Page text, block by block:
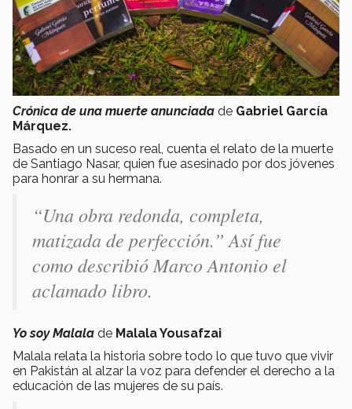
Crónica de una muerte anunciada de Gabriel García
Márquez.
Basado en un suceso real, cuenta el relato de la muerte
de Santiago Nasar, quien fue asesinado por dos jóvenes
para honrar a su hermana.
“Una obra redonda, completa,
matizada de perfección.” Así fue
como describió Marco Antonio el
aclamado libro.
Yo soy Malala de Malala Yousafzai
Malala relata la historia sobre todo lo que tuvo que vivir
en Pakistán al alzar la voz para defender el derecho a la
educación de las mujeres de su país.